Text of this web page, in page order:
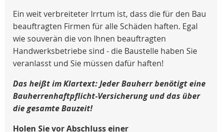
Ein weit verbreiteter Irrtum ist, dass die für den Bau
beauftragten Firmen für alle Schäden haften. Egal
wie souverän die von Ihnen beauftragten
Handwerksbetriebe sind - die Baustelle haben Sie
veranlasst und Sie müssen dafür haften!
Das heißt im Klartext: Jeder Bauherr benötigt eine
Bauherrenhaftpflicht-Versicherung und das über
die gesamte Bauzeit!
Holen Sie vor Abschluss einer